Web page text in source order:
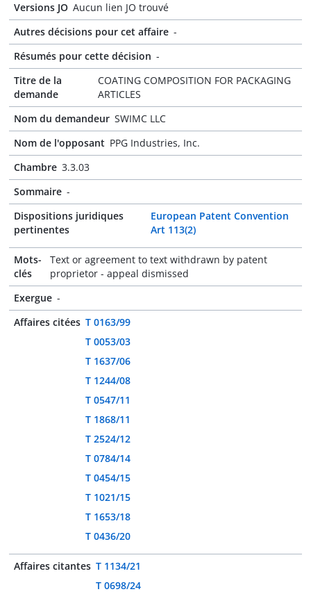
Versions JO Aucun lien JO trouvé
Autres décisions pour cet affaire -
Résumés pour cette décision -
Titre de la
demande
COATING COMPOSITION FOR PACKAGING
ARTICLES
Nom du demandeur SWIMC LLC
Nom de l'opposant PPG Industries, Inc.
Chambre 3.3.03
Sommaire -
Dispositions juridiques
pertinentes
European Patent Convention
Art 113(2)
Mots-
clés
Text or agreement to text withdrawn by patent
proprietor - appeal dismissed
Exergue -
Affaires citées T 0163/99
T 0053/03
T 1637/06
T 1244/08
T 0547/11
T 1868/11
T 2524/12
T 0784/14
T 0454/15
T 1021/15
T 1653/18
T 0436/20
Affaires citantes T 1134/21
T 0698/24